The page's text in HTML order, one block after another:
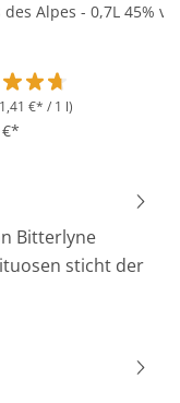
5 Sternen
des Alpes - 0,7L 45% vol
€* / 1 l)
€*
Bitterlyne
sticht der